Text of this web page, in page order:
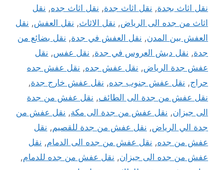
نقل اثاث بجدة, نقل اثاث جدة, نقل اثاث جده, نقل
اثاث من جده الى الرياض , نقل الاثاث, نقل العفش , نقل
العفش بين المدن, نقل العفش في جدة, نقل بضائع من
جدة, نقل دبش العروس في جدة, نقل عفس , نقل
عفش جدة الرياض , نقل عفش جده, نقل عفش جده
حراج, نقل عفش جنوب جده, نقل عفش خارج جدة,
نقل عفش من جدة الى الطائف , نقل عفش من جدة
الى جيزان, نقل عفش من جدة الى مكة, نقل عفش من
جدة الي الرياض , نقل عفش من جدة للقصيم, نقل
عفش من جده, نقل عفش من جده الى الدمام, نقل
عفش من جده الى جيزان, نقل عفش من جده للدمام,